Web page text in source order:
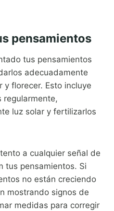
pensamientos
tus pensamientos
adecuadamente
y florecer. Esto incluye
regularmente,
luz solar y fertilizarlos
a cualquier señal de
tus pensamientos. Si
no están creciendo
mostrando signos de
medidas para corregir